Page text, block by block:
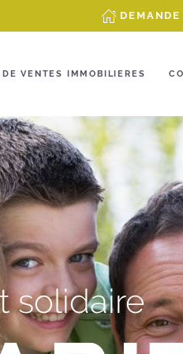
DE VENTES IMMOBILIERES
solidaire